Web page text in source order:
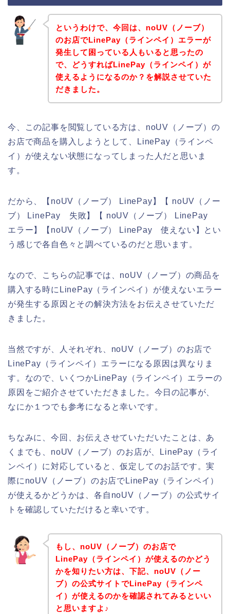
というわけで、今回は、noUV（ノーブ）
のお店でLinePay（ラインペイ）エラーが
発生して困っている人もいると思ったの
で、どうすればLinePay（ラインペイ）が
使えるようになるのか？を解説させていた
だきました。
今、この記事を閲覧している方は、noUV（ノーブ）の
お店で商品を購入しようとして、LinePay（ラインペ
イ）が使えない状態になってしまった人だと思いま
す。
だから、【noUV（ノーブ） LinePay】【 noUV（ノー
ブ） LinePay 失敗】【 noUV（ノーブ） LinePay
エラー】【noUV（ノーブ） LinePay 使えない】とい
う感じで各自色々と調べているのだと思います。
なので、こちらの記事では、noUV（ノーブ）の商品を
購入する時にLinePay（ラインペイ）が使えないエラー
が発生する原因とその解決方法をお伝えさせていただ
きました。
当然ですが、人それぞれ、noUV（ノーブ）のお店で
LinePay（ラインペイ）エラーになる原因は異なりま
す。なので、いくつかLinePay（ラインペイ）エラーの
原因をご紹介させていただきました。今日の記事が、
なにか１つでも参考になると幸いです。
ちなみに、今回、お伝えさせていただいたことは、あ
くまでも、noUV（ノーブ）のお店が、LinePay（ライ
ンペイ）に対応していると、仮定してのお話です。実
際にnoUV（ノーブ）のお店でLinePay（ラインペイ）
が使えるかどうかは、各自noUV（ノーブ）の公式サイ
トを確認していただけると幸いです。
もし、noUV（ノーブ）のお店で
LinePay（ラインペイ）が使えるのかどう
かを知りたい方は、下記、noUV（ノー
ブ）の公式サイトでLinePay（ラインペ
イ）が使えるのかを確認されてみるといい
と思いますよ♪